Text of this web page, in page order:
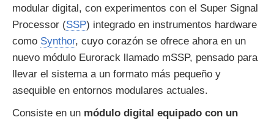
modular digital, con experimentos con el Super Signal
Processor (SSP) integrado en instrumentos hardware
como Synthor, cuyo corazón se ofrece ahora en un
nuevo módulo Eurorack llamado mSSP, pensado para
llevar el sistema a un formato más pequeño y
asequible en entornos modulares actuales.
Consiste en un módulo digital equipado con un